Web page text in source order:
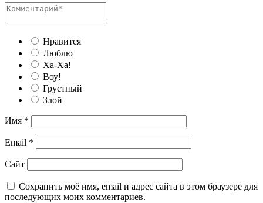
Нравится
Люблю
Ха-Ха!
Воу!
Грустный
Злой
Имя *
Email *
Сайт
Сохранить моё имя, email и адрес сайта в этом браузере для
последующих моих комментариев.